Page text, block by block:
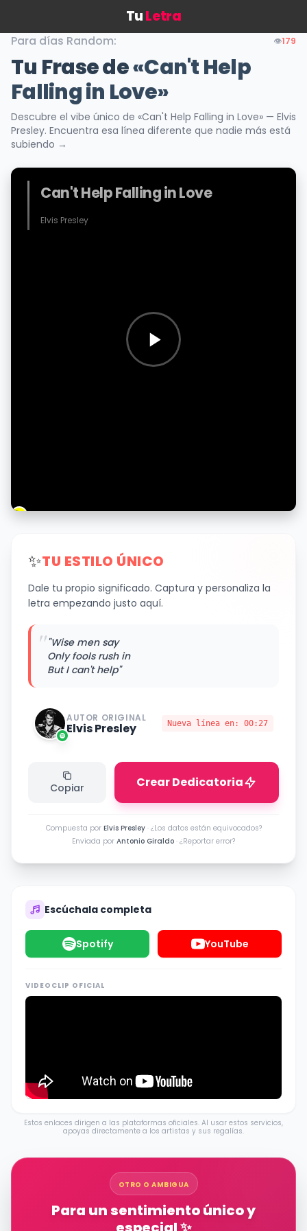
TuLetra
Para días Random: 👁️179
Tu Frase de«Can't Help
Falling in Love»
Descubre el vibe único de «Can't Help Falling in Love» — Elvis
Presley. Encuentra esa línea diferente que nadie más está
subiendo →
Can't Help Falling in Love
Elvis Presley
✨TU ESTILO ÚNICO
Dale tu propio significado. Captura y personaliza la
letra empezando justo aquí.
""Wise men say
Only fools rush in
But I can't help"
AUTOR ORIGINAL
Elvis Presley Nueva línea en: 00:27
Copiar Crear Dedicatoria
Compuesta por Elvis Presley· ¿Los datos están equivocados?
Enviada por Antonio Giraldo · ¿Reportar error?
Escúchala completa
Spotify YouTube
VIDEOCLIP OFICIAL
Estos enlaces dirigen a las plataformas oficiales. Al usar estos servicios,
apoyas directamente a los artistas y sus regalías.
OTRO O AMBIGUA
Para un sentimiento único y